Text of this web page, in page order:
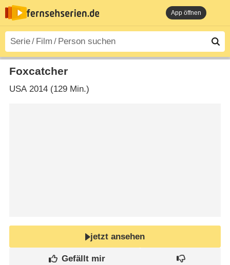
App öffnen
Foxcatcher
USA2014 (129 Min.)
jetzt ansehen